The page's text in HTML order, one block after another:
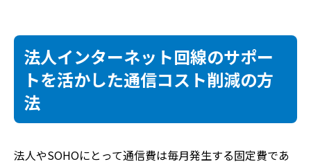
法人インターネット回線のサポー
トを活かした通信コスト削減の方
法
法人やSOHOにとって通信費は毎月発生する固定費であ